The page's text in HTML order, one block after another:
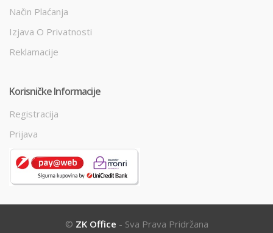
Način Plaćanja
Izjava O Privatnosti
Reklamacije
Korisničke Informacije
Registracija
Prijava
© ZK Office - Sva Prava Pridržana